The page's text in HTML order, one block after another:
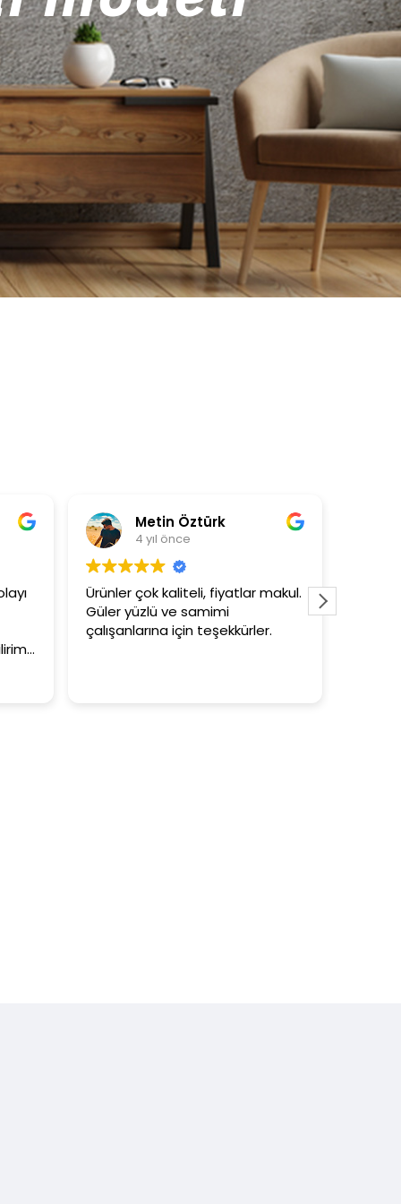
Metin Öztürk
kaliteli, fiyatlar makul.
ve samimi
için teşekkürler.
Asli Ersoy
3+1 evin kagidini kapataslak
tutar